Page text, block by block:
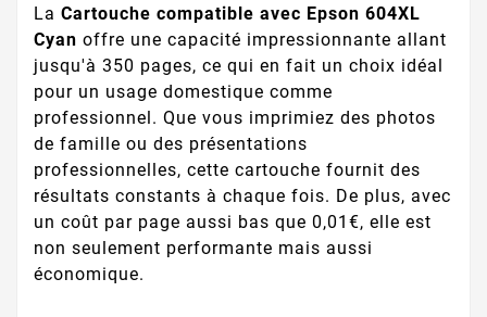
La Cartouche compatible avec Epson 604XL
Cyan offre une capacité impressionnante allant
jusqu'à 350 pages, ce qui en fait un choix idéal
pour un usage domestique comme
professionnel. Que vous imprimiez des photos
de famille ou des présentations
professionnelles, cette cartouche fournit des
résultats constants à chaque fois. De plus, avec
un coût par page aussi bas que 0,01€, elle est
non seulement performante mais aussi
économique.